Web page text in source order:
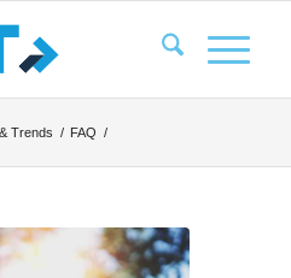
Trends / FAQ /